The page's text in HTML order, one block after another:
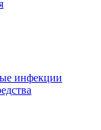
инфекции